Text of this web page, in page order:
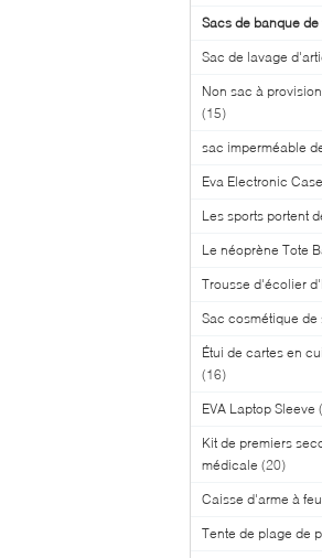
Sacs de banque de
Sac de lavage
Non sac à
(15)
sac imperméable
Eva Electronic Case
Les sports portent
Le néoprène Tote
Trousse d'écolier
Sac cosmétique de
Étui de cartes en
(16)
EVA Laptop Sleeve
Kit de premiers
médicale (20)
Caisse d'arme à
Tente de plage de